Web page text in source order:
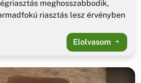
meghosszabbodik,
riasztás lesz érvényben
Elolvasom